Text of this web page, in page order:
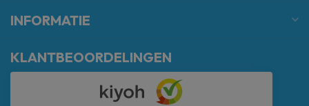
INFORMATIE
KLANTBEOORDELINGEN